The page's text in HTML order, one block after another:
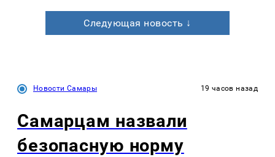
Следующая новость ↓
Новости Самары 19 часов назад
Самарцам назвали
безопасную норму